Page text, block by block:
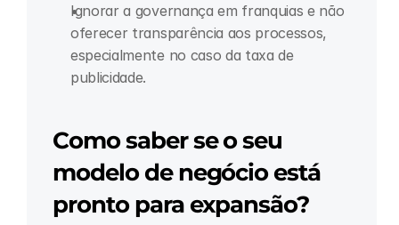
Ignorar a governança em franquias e não
oferecer transparência aos processos,
especialmente no caso da taxa de
publicidade.
Como saber se o seu
modelo de negócio está
pronto para expansão?